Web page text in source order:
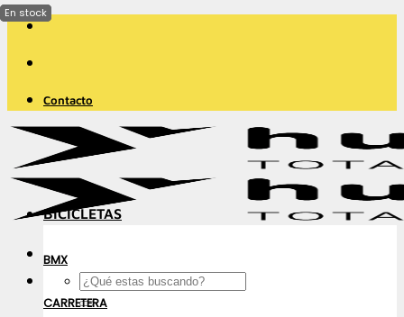
Saltar
contenido
Contacto
Buscar
por:
BICICLETAS
BMX
CARRETERA